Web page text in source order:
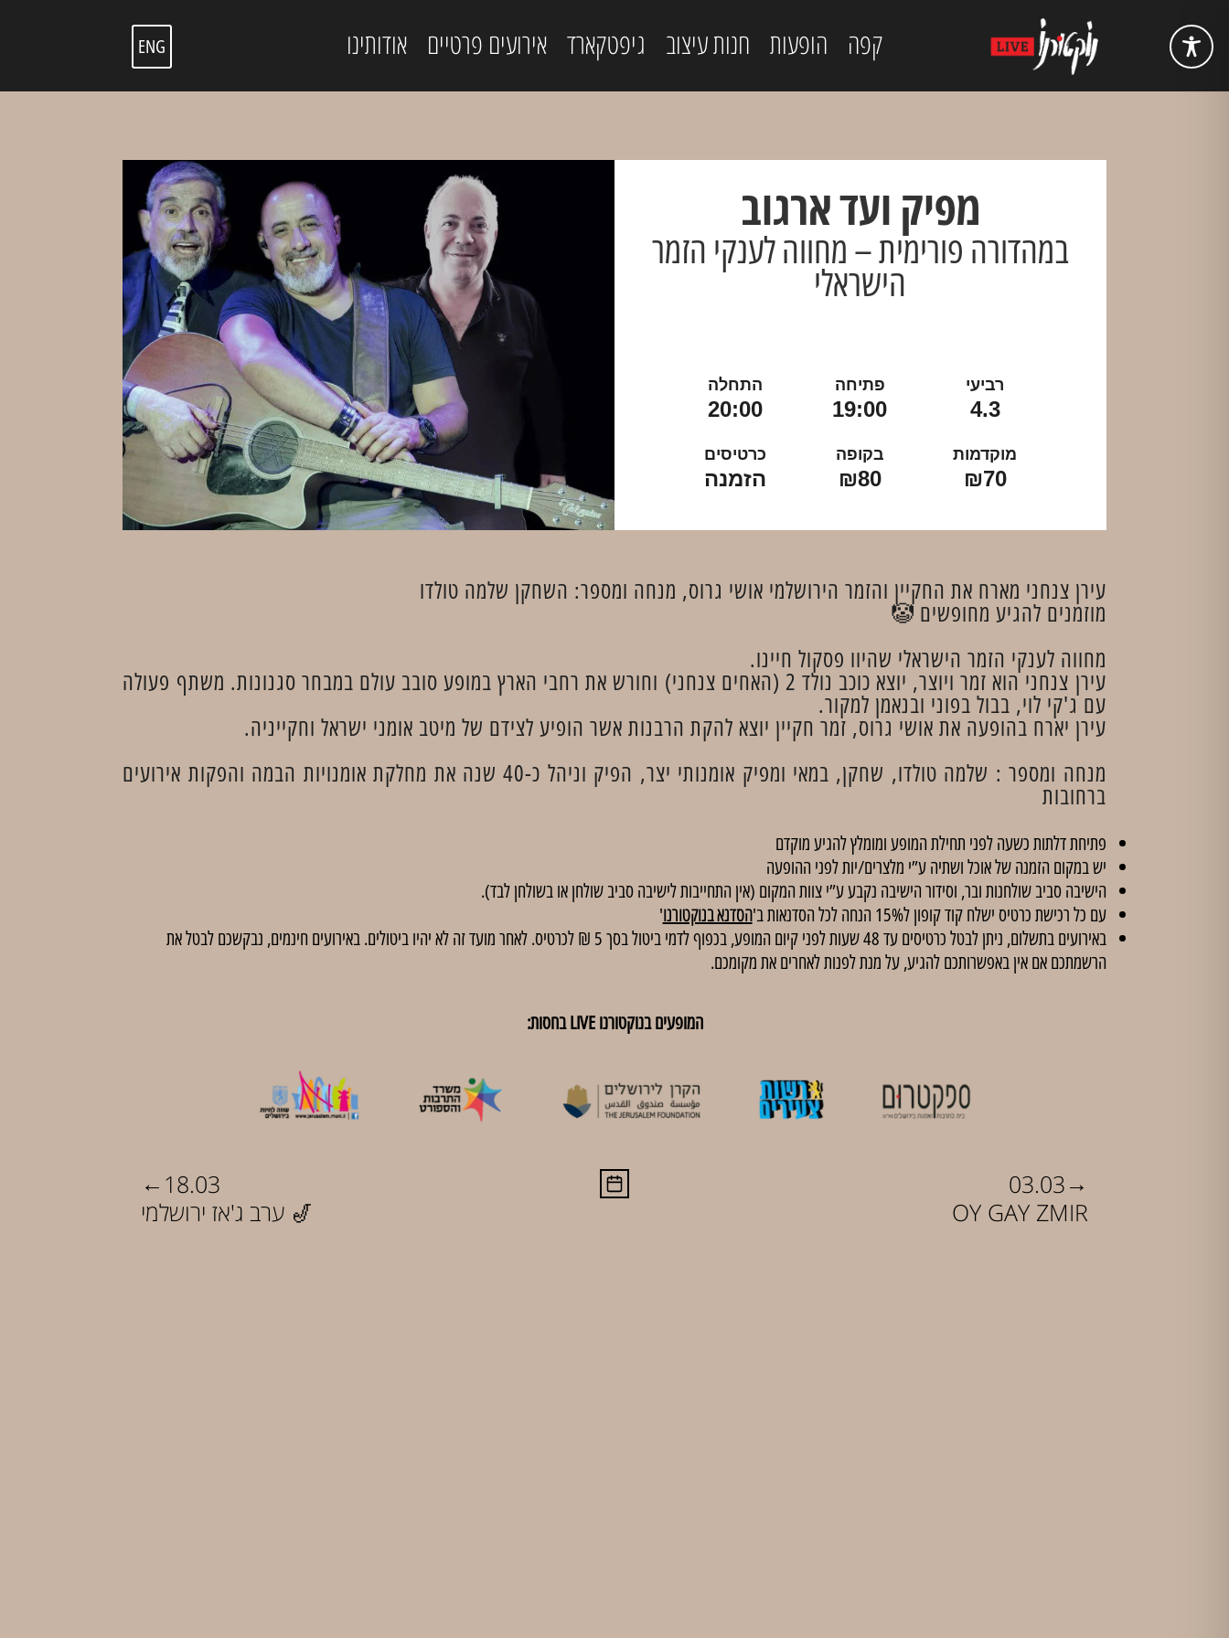
ENG קפה הופעות חנות עיצוב גיפטקארד אירועים פרטיים אודותינו
מפיק ועד ארגוב
במהדורה פורימית – מחווה לענקי הזמר
הישראלי
רביעי
4.3
פתיחה
19:00
התחלה
20:00
מוקדמות
₪70
בקופה
₪80
כרטיסים
הזמנה
עירן צנחני מארח את החקיין והזמר הירושלמי אושי גרוס, מנחה ומספר: השחקן שלמה טולדו
מוזמנים להגיע מחופשים 🤡
מחווה לענקי הזמר הישראלי שהיוו פסקול חיינו.
עירן צנחני הוא זמר ויוצר, יוצא כוכב נולד 2 (האחים צנחני) וחורש את רחבי הארץ במופע סובב עולם במבחר סגנונות. משתף פעולה
עם ג'קי לוי, בבול בפוני ובנאמן למקור.
עירן יארח בהופעה את אושי גרוס, זמר חקיין יוצא להקת הרבנות אשר הופיע לצידם של מיטב אומני ישראל וחקייניה.
מנחה ומספר : שלמה טולדו, שחקן, במאי ומפיק אומנותי יצר, הפיק וניהל כ-40 שנה את מחלקת אומנויות הבמה והפקות אירועים
ברחובות
פתיחת דלתות כשעה לפני תחילת המופע ומומלץ להגיע מוקדם
יש במקום הזמנה של אוכל ושתיה ע”י מלצרים/יות לפני ההופעה
הישיבה סביב שולחנות ובר, וסידור הישיבה נקבע ע”י צוות המקום (אין התחייבות לישיבה סביב שולחן או בשולחן לבד).
עם כל רכישת כרטיס ישלח קוד קופון ל15% הנחה לכל הסדנאות ב'
הסדנא בנוקטורנו'
באירועים בתשלום, ניתן לבטל כרטיסים עד 48 שעות לפני קיום המופע, בכפוף לדמי ביטול בסך 5 ₪ לכרטיס. לאחר מועד זה לא יהיו ביטולים. באירועים חינמים, נבקשכם לבטל את
הרשמתכם אם אין באפשרותכם להגיע, על מנת לפנות לאחרים את מקומכם.
המופעים בנוקטורנו LIVE בחסות:
← 18.03
ערב ג'אז ירושלמי 🎷
03.03→
OY GAY ZMIR